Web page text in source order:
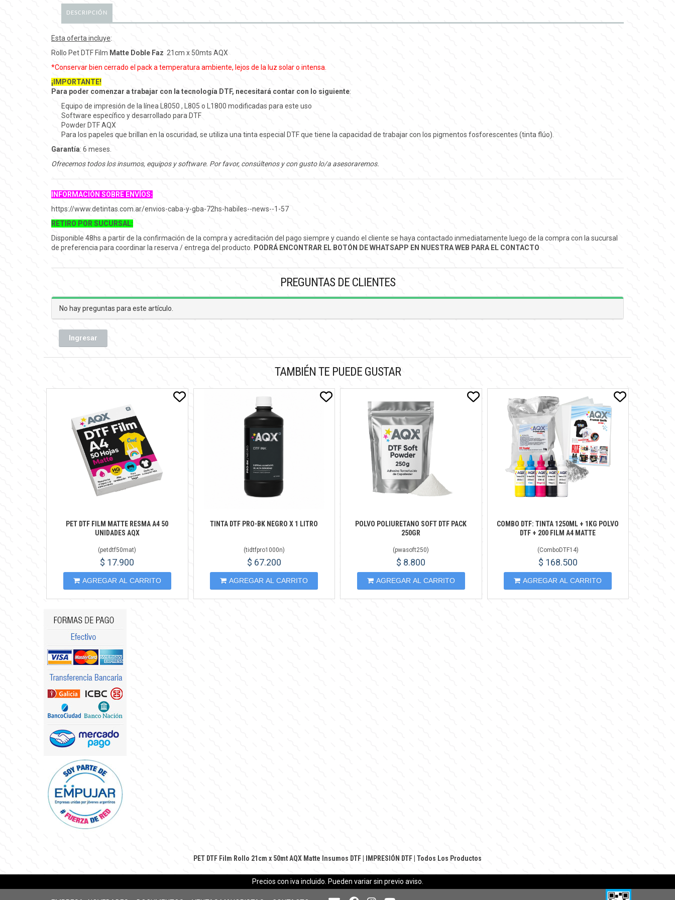
DESCRIPCIÓN
Esta oferta incluye:
Rollo Pet DTF Film Matte Doble Faz 21cm x 50mts AQX
*Conservar bien cerrado el pack a temperatura ambiente, lejos de la luz solar o intensa.
¡IMPORTANTE!
Para poder comenzar a trabajar con la tecnología DTF, necesitará contar con lo siguiente:
Equipo de impresión de la línea L8050 , L805 o L1800 modificadas para este uso
Software específico y desarrollado para DTF
Powder DTF AQX
Para los papeles que brillan en la oscuridad, se utiliza una tinta especial DTF que tiene la capacidad de trabajar con los pigmentos fosforescentes (tinta flúo).
Garantía: 6 meses.
Ofrecemos todos los insumos, equipos y software. Por favor, consúltenos y con gusto lo/a asesoraremos.
INFORMACIÓN SOBRE ENVÍOS:
https://www.detintas.com.ar/envios-caba-y-gba-72hs-habiles--news--1-57
RETIRO POR SUCURSAL:
Disponible 48hs a partir de la confirmación de la compra y acreditación del pago siempre y cuando el cliente se haya contactado inmediatamente luego de la compra con la sucursal
de preferencia para coordinar la reserva / entrega del producto.
PODRÁ ENCONTRAR EL BOTÓN DE WHATSAPP EN NUESTRA WEB PARA EL CONTACTO
PREGUNTAS DE CLIENTES
No hay preguntas para este artículo.
Ingresar
TAMBIÉN TE PUEDE GUSTAR
PET DTF FILM MATTE RESMA A4 50
UNIDADES AQX
(petdtf50mat)
$ 17.900
AGREGAR AL CARRITO
TINTA DTF PRO-BK NEGRO X 1 LITRO
(tidtfpro1000n)
$ 67.200
AGREGAR AL CARRITO
POLVO POLIURETANO SOFT DTF PACK
250GR
(pwasoft250)
$ 8.800
AGREGAR AL CARRITO
COMBO DTF: TINTA 1250ML + 1KG POLVO
DTF + 200 FILM A4 MATTE
(ComboDTF14)
$ 168.500
AGREGAR AL CARRITO
PET DTF Film Rollo 21cm x 50mt AQX Matte Insumos DTF IMPRESIÓN DTF Todos Los Productos
Precios con iva incluido. Pueden variar sin previo aviso.